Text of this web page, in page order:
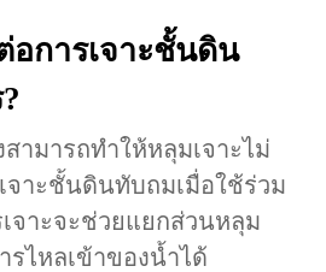
การเจาะชั้นดิน
ามารถทำให้หลุมเจาะไม่
จาะชั้นดินทับถมเมื่อใช้ร่วม
จาะจะช่วยแยกส่วนหลุม
รไหลเข้าของน้ำได้